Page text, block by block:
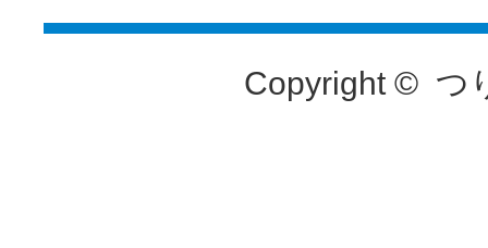
Copyright © つ